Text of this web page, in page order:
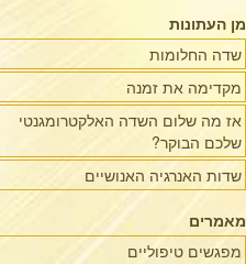
מן העתונות
שדה החלומות
מקדימה את זמנה
אז מה שלום השדה האלקטרומגנטי
שלכם הבוקר?
שדות האנרגיה האנושיים
מאמרים
מפגשים טיפוליים